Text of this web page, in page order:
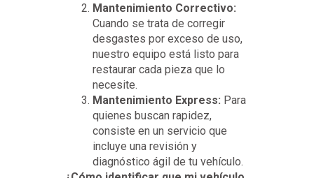
Mantenimiento Correctivo:
Cuando se trata de corregir
desgastes por exceso de uso,
nuestro equipo está listo para
restaurar cada pieza que lo
necesite.
Mantenimiento Express: Para
quienes buscan rapidez,
consiste en un servicio que
incluye una revisión y
diagnóstico ágil de tu vehículo.